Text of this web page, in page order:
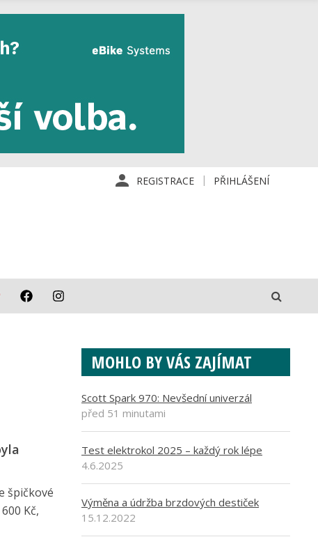
REGISTRACE PŘIHLÁŠENÍ
špičkové
Kč,
MOHLO BY VÁS ZAJÍMAT
Scott Spark 970: Nevšední univerzál
před 51 minutami
Test elektrokol 2025 – každý rok lépe
4.6.2025
Výměna a údržba brzdových destiček
15.12.2022